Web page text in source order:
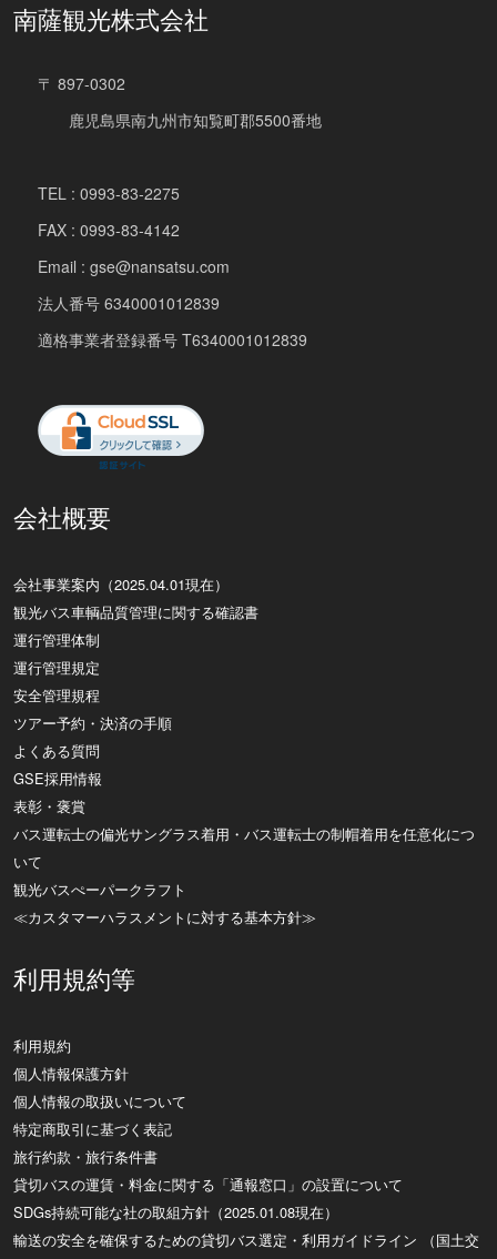
南薩観光株式会社
〒 897-0302
鹿児島県南九州市知覧町郡5500番地
TEL : 0993-83-2275
FAX : 0993-83-4142
Email : gse@nansatsu.com
法人番号 6340001012839
適格事業者登録番号 T6340001012839
会社概要
会社事業案内（2025.04.01現在）
観光バス車輌品質管理に関する確認書
運行管理体制
運行管理規定
安全管理規程
ツアー予約・決済の手順
よくある質問
GSE採用情報
表彰・褒賞
バス運転士の偏光サングラス着用・バス運転士の制帽着用を任意化につ
いて
観光バスぺーパークラフト
≪カスタマーハラスメントに対する基本方針≫
利用規約等
利用規約
個人情報保護方針
個人情報の取扱いについて
特定商取引に基づく表記
旅行約款・旅行条件書
貸切バスの運賃・料金に関する「通報窓口」の設置について
SDGs持続可能な社の取組方針（2025.01.08現在）
輸送の安全を確保するための貸切バス選定・利用ガイドライン （国土交